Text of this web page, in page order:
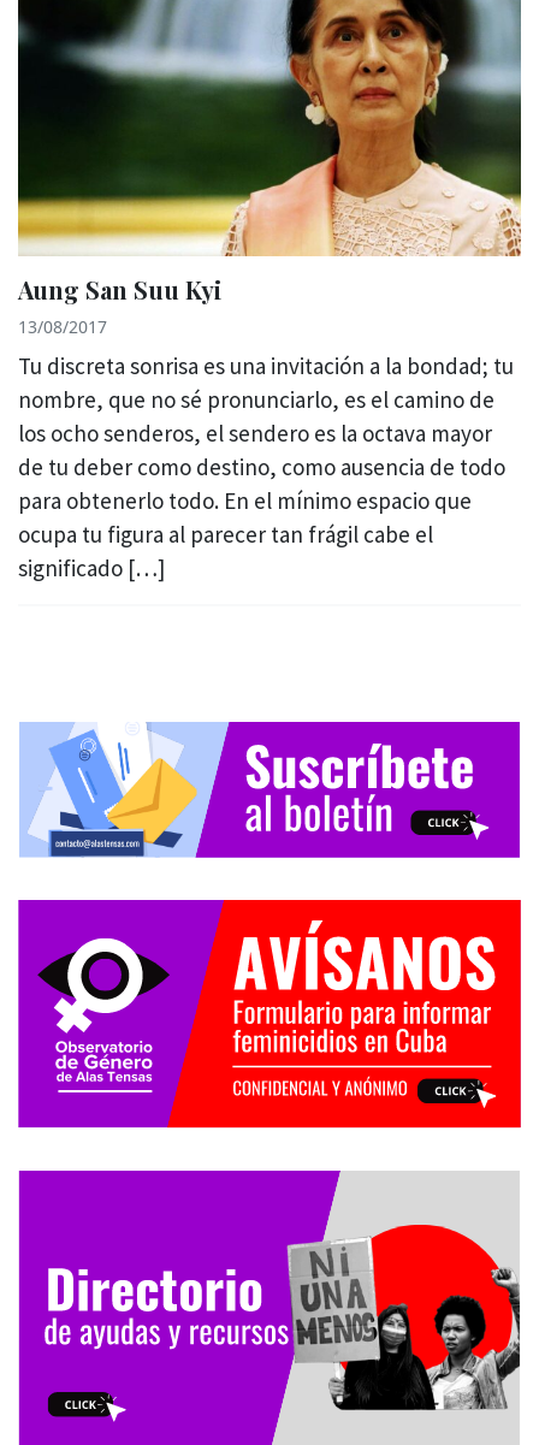
Aung San Suu Kyi
13/08/2017
Tu discreta sonrisa es una invitación a la bondad; tu
nombre, que no sé pronunciarlo, es el camino de
los ocho senderos, el sendero es la octava mayor
de tu deber como destino, como ausencia de todo
para obtenerlo todo. En el mínimo espacio que
ocupa tu figura al parecer tan frágil cabe el
significado […]